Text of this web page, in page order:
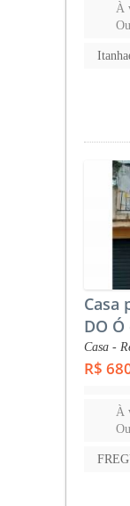
À
Casa
DO Ó
Casa -
R$
À